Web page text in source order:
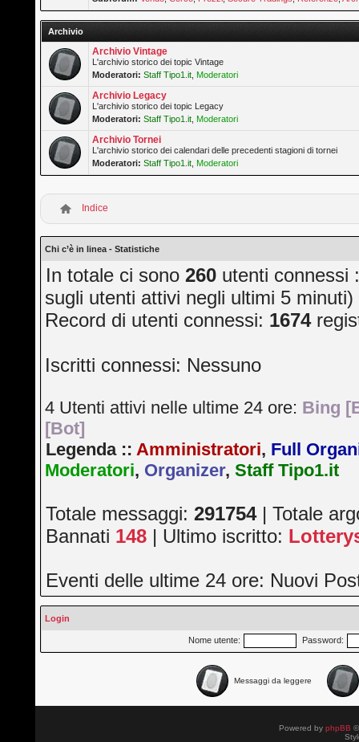
Archivio
Archivio Vintage
L'archivio storico dei topic Vintage
Moderatori: Staff Tipo1.it Moderatori
Archivio Legacy
L'archivio storico dei topic Legacy
Moderatori: Staff Tipo1.it Moderatori
Archivio Tornei
L'archivio storico dei calendari delle precedenti stagioni di tornei
Moderatori: Staff Tipo1.it Moderatori
Indice
Chi c’è in linea - Statistiche
In totale ci sono260 utenti connessi
sugli utenti attivi negli ultimi 5 minuti)
Record di utenti connessi: 1674
Iscritti connessi: Nessuno
4 Utenti attivi nelle ultime 24 ore: Bing
[Bot]
Legenda ::Amministratori, Full
Moderatori, Organizer,Staff Tipo1.it
Totale messaggi:291754| Totale
Bannati 148 | Ultimo iscritto:
Eventi delle ultime 24 ore: Nuovi
Login
Nome utente: Password:
Messaggi da leggere
Powered by phpBB